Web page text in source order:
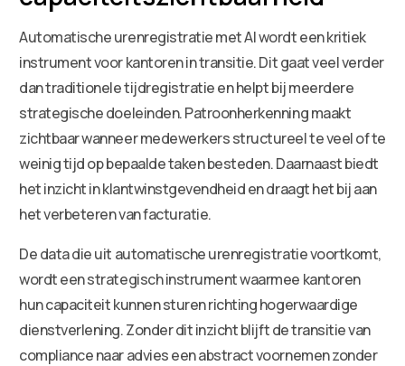
Automatische urenregistratie met AI wordt een kritiek
instrument voor kantoren in transitie. Dit gaat veel verder
dan traditionele tijdregistratie en helpt bij meerdere
strategische doeleinden. Patroonherkenning maakt
zichtbaar wanneer medewerkers structureel te veel of te
weinig tijd op bepaalde taken besteden. Daarnaast biedt
het inzicht in klantwinstgevendheid en draagt het bij aan
het verbeteren van facturatie.
De data die uit automatische urenregistratie voortkomt,
wordt een strategisch instrument waarmee kantoren
hun capaciteit kunnen sturen richting hogerwaardige
dienstverlening. Zonder dit inzicht blijft de transitie van
compliance naar advies een abstract voornemen zonder